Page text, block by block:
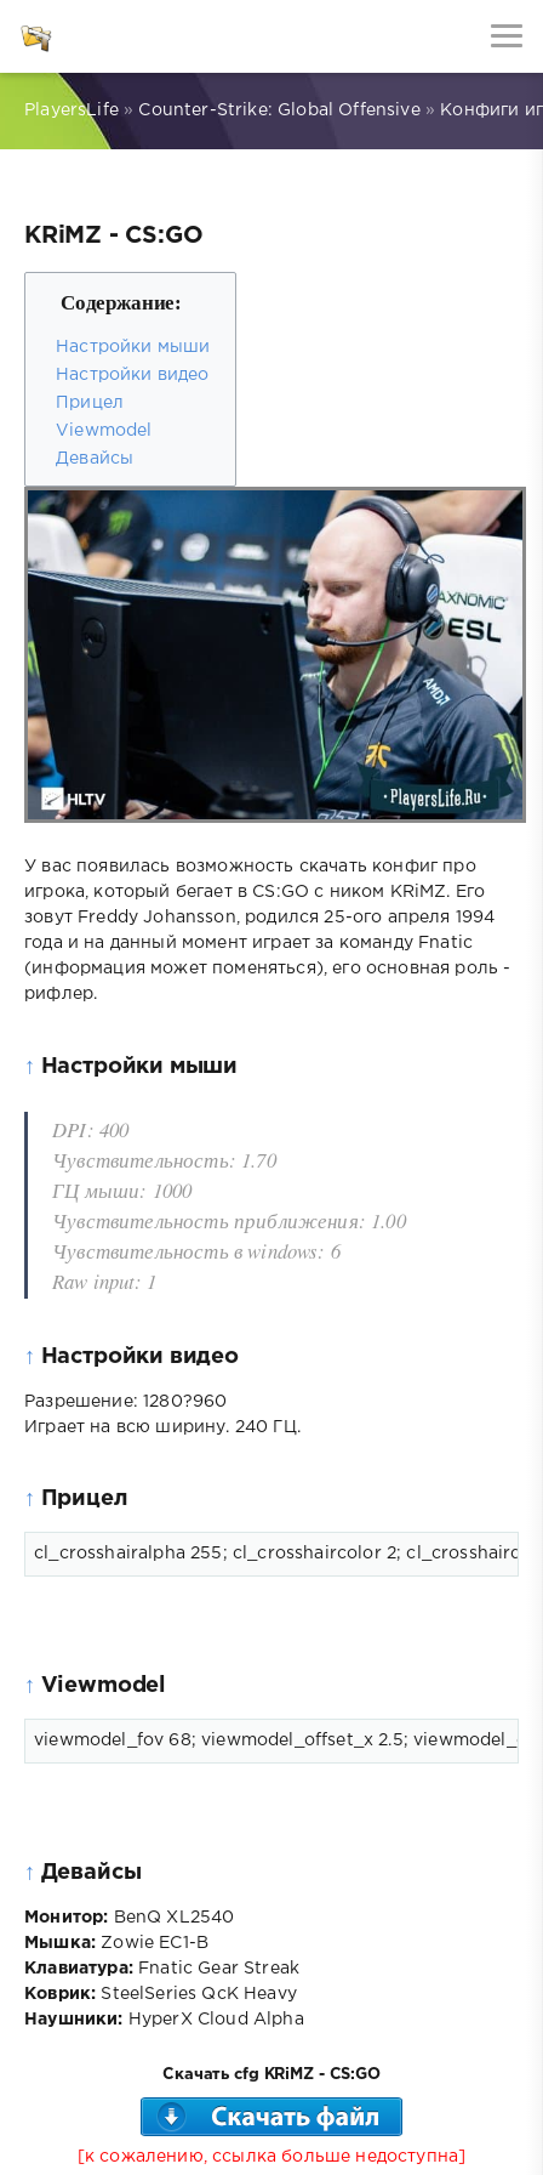
PlayersLife» Counter-Strike: Global Offensive» Конфиги
KRiMZ - CS:GO
Содержание:
Настройки мыши
Настройки видео
Прицел
Viewmodel
Девайсы
У вас появилась возможность скачать конфиг про
игрока, который бегает в CS:GO с ником KRiMZ. Его
зовут Freddy Johansson, родился 25-ого апреля 1994
года и на данный момент играет за команду Fnatic
(информация может поменяться), его основная роль -
рифлер.
↑ Настройки мыши
DPI: 400
Чувствительность: 1.70
ГЦ мыши: 1000
Чувствительность приближения: 1.00
Чувствительность в windows: 6
Raw input: 1
↑ Настройки видео
Разрешение: 1280?960
Играет на всю ширину. 240 ГЦ.
↑ Прицел
cl_crosshairalpha 255; cl_crosshaircolor 2;
↑ Viewmodel
viewmodel_fov 68; viewmodel_offset_x 2.5;
↑ Девайсы
Монитор: BenQ XL2540
Мышка: Zowie EC1-B
Клавиатура:Fnatic Gear Streak
Коврик: SteelSeries QcK Heavy
Наушники: HyperX Cloud Alpha
Скачать cfg KRiMZ - CS:GO
[к сожалению, ссылка больше недоступна]